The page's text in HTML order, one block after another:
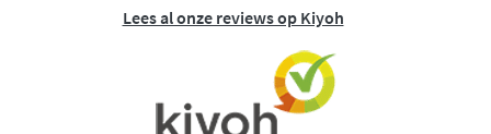
Lees al onze reviews op Kiyoh